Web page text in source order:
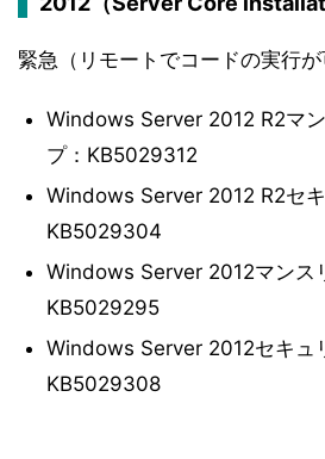
緊急（リモートでコードの実行が
Windows Server 2012 R2マ
プ：KB5029312
Windows Server 2012 R2セキ
KB5029304
Windows Server 2012マンス
KB5029295
Windows Server 2012セキュ
KB5029308